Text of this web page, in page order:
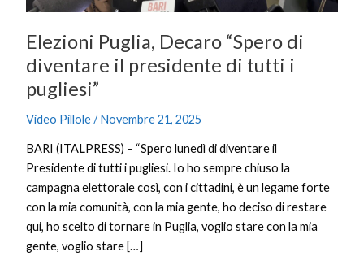
Elezioni Puglia, Decaro “Spero di
diventare il presidente di tutti i
pugliesi”
Video Pillole/Novembre 21, 2025
BARI (ITALPRESS) – “Spero lunedì di diventare il
Presidente di tutti i pugliesi. Io ho sempre chiuso la
campagna elettorale così, con i cittadini, è un legame forte
con la mia comunità, con la mia gente, ho deciso di restare
qui, ho scelto di tornare in Puglia, voglio stare con la mia
gente, voglio stare […]
pugliesi”